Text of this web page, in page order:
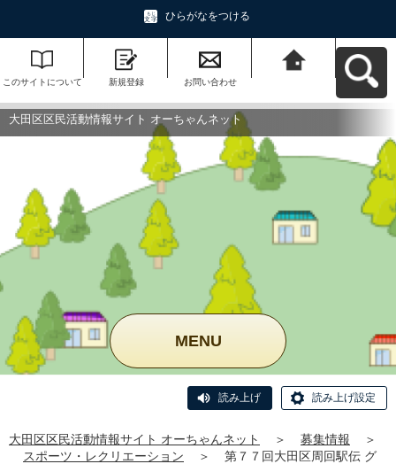
ひらがなをつける
このサイトについて 新規登録 お問い合わせ
ットへ戻る
大田区区民活動情報サイト オーちゃんネット
MENU
読み上げ 読み上げ設定
大田区区民活動情報サイト オーちゃんネット ＞ 募集情報
＞
スポーツ・レクリエーション
＞
第７７回大田区周回駅伝 グ